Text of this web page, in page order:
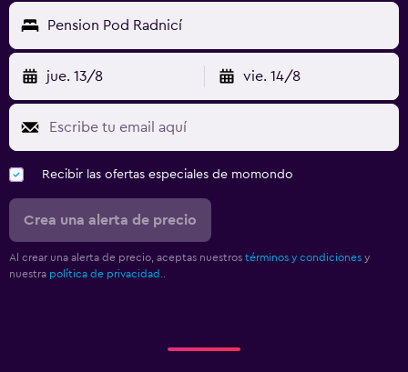
Pension Pod Radnicí
jue. 13/8 vie. 14/8
Recibir las ofertas especiales de momondo
Crea una alerta de precio
Al crear una alerta de precio, aceptas nuestros términos y condiciones y
nuestra política de privacidad.